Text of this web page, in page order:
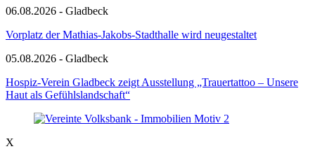
06.08.2026 - Gladbeck
Vorplatz der Mathias-Jakobs-Stadthalle wird neugestaltet
05.08.2026 - Gladbeck
Hospiz-Verein Gladbeck zeigt Ausstellung „Trauertattoo – Unsere
Haut als Gefühlslandschaft“
X